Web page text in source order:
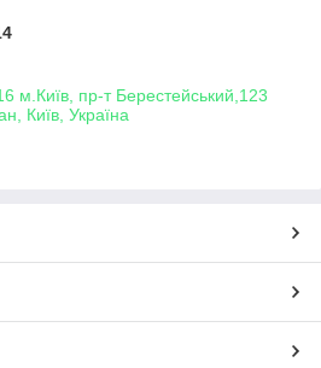
сорочку
приталену сорочку
приталену сорочку
сорочку ХБ
сорочку
м.Київ, пр-т Берестейський,123
Київ, Україна